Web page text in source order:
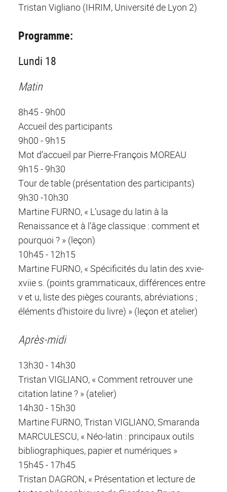
Tristan Vigliano (IHRIM, Université de Lyon 2)
Programme:
Lundi 18
Matin
8h45 - 9h00
Accueil des participants
9h00 - 9h15
Mot d’accueil par Pierre-François MOREAU
9h15 - 9h30
Tour de table (présentation des participants)
9h30 -10h30
Martine FURNO, « L’usage du latin à la
Renaissance et à l’âge classique : comment et
pourquoi ? » (leçon)
10h45 - 12h15
Martine FURNO, « Spécificités du latin des xvie-
xviie s. (points grammaticaux, différences entre
v et u, liste des pièges courants, abréviations ;
éléments d’histoire du livre) » (leçon et atelier)
Après-midi
13h30 - 14h30
Tristan VIGLIANO, « Comment retrouver une
citation latine ? » (atelier)
14h30 - 15h30
Martine FURNO, Tristan VIGLIANO, Smaranda
MARCULESCU, « Néo-latin : principaux outils
bibliographiques, papier et numériques »
15h45 - 17h45
Tristan DAGRON, « Présentation et lecture de